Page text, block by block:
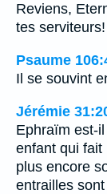
Reviens,
tes serviteurs!
Psaume
Il se souvint
Jérémie
Ephraïm est-
enfant qui fait
plus encore
entrailles